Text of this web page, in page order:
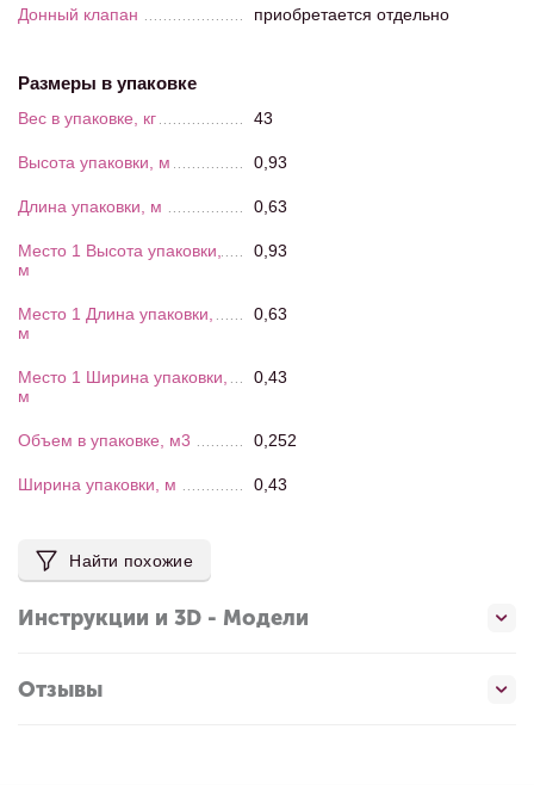
Донный клапан приобретается отдельно
Размеры в упаковке
Вес в упаковке, кг 43
Высота упаковки, м 0,93
Длина упаковки, м 0,63
Место 1 Высота упаковки,
м
0,93
Место 1 Длина упаковки,
м
0,63
Место 1 Ширина упаковки,
м
0,43
Объем в упаковке, м3 0,252
Ширина упаковки, м 0,43
Найти похожие
Инструкции и 3D - Модели
Отзывы